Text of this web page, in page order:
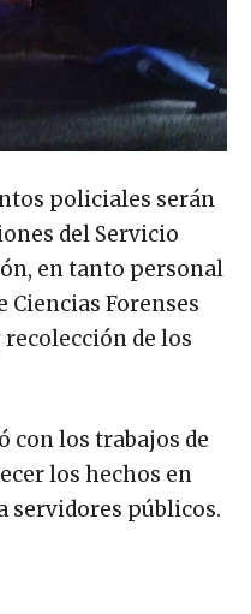
policiales serán
del Servicio
en tanto personal
Ciencias Forenses
de los
con los trabajos de
los hechos en
servidores públicos.